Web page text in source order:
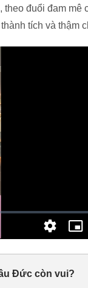
đuổi đam
tích và thậm
Đức còn vui?